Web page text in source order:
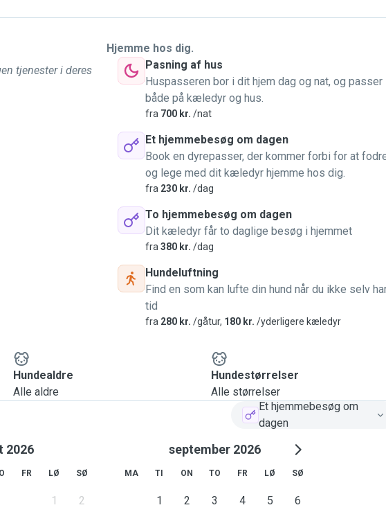
tjenester i deres
Hjemme hos dig.
Pasning af hus
Huspasseren bor i dit hjem dag og nat, og passer
både på kæledyr og hus.
fra 700 kr. /nat
Et hjemmebesøg om dagen
Book en dyrepasser, der kommer forbi for at
og lege med dit kæledyr hjemme hos dig.
fra 230 kr. /dag
To hjemmebesøg om dagen
Dit kæledyr får to daglige besøg i hjemmet
fra 380 kr. /dag
Hundeluftning
Find en som kan lufte din hund når du ikke selv
tid
fra 280 kr. /gåtur, 180 kr. /yderligere kæledyr
Hundealdre
Alle aldre
Hundestørrelser
Alle størrelser
Et hjemmebesøg om
dagen
2026
FR LØ SØ
1 2
september 2026
MA TI ON TO FR LØ SØ
1 2 3 4 5 6